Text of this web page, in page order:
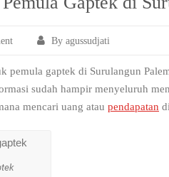
By agussudjati
pemula gaptek di Surulangun
sudah hampir menyeluruh
mencari uang atau pendapatan